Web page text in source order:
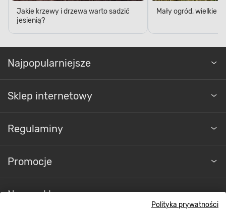
Polityka prywatności
ŁATWOŚĆ MONTAŻU
sprawdzony przez Bestway system FrameLink,
użytkownicy docenią go za
cmzostało wykonane z wytrzymałego, 3-
Jakie krzewy i drzewa warto sadzić
jesienią?
Mały ogród, wielkie
Najpopularniejsze
Sklep internetowy
Regulaminy
Promocje
Nasze sklepy